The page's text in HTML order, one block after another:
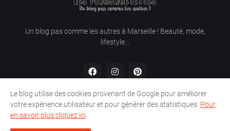
Un blog pas comme les autres à Marseille ! Beauté, mode,
lifestyle...
Partenaires
Le blog utilise des cookies provenant de Google pour améliorer
votre expérience utilisateur et pour générer des statistiques. Pour
en savoir plus cliquez ici